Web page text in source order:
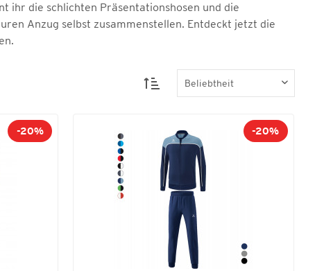
ihr die schlichten Präsentationshosen und die
Anzug selbst zusammenstellen. Entdeckt jetzt die
-20% -20%